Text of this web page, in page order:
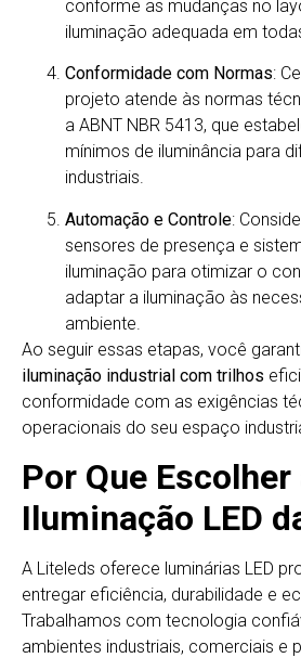
conforme as mudanças no
iluminação adequada em
Conformidade com Normas:
projeto atende às normas
a ABNT NBR 5413, que
mínimos de iluminância para
industriais.
Automação e Controle:
sensores de presença e
iluminação para otimizar o
adaptar a iluminação às
ambiente.
Ao seguir essas etapas, você
iluminação industrial com trilhos
conformidade com as exigências
operacionais do seu espaço
Por Que Escolher
Iluminação LED
A Liteleds oferece luminárias LED
entregar eficiência, durabilidade e
Trabalhamos com tecnologia
ambientes industriais, comerciais e